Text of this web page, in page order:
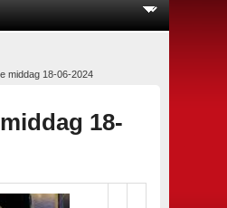
middag 18-06-2024
18-